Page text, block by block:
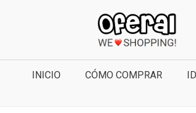
INICIO CÓMO COMPRAR